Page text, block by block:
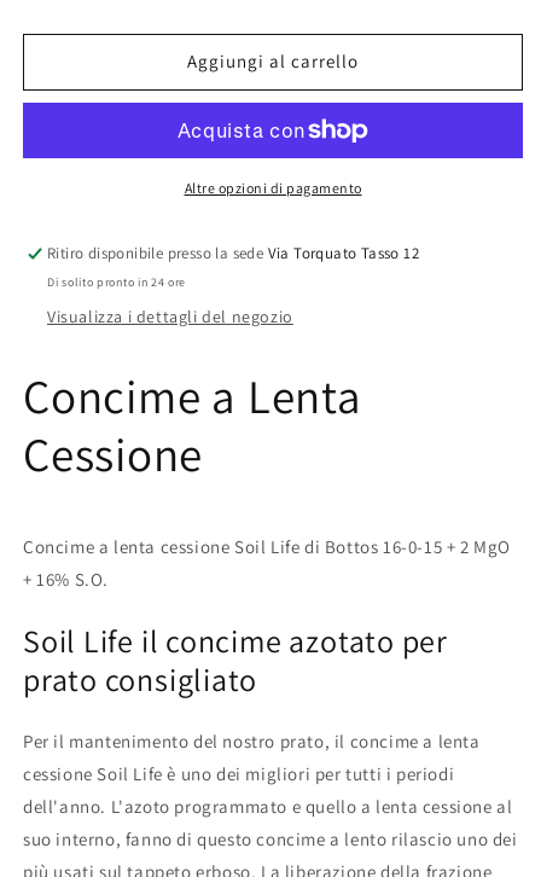
a
Cessione
Life
a
Lenta
Cessione
Soil
Life
Aggiungi al carrello
Altre opzioni di pagamento
Ritiro disponibile presso la sede Via Torquato Tasso 12
Di solito pronto in 24 ore
Visualizza i dettagli del negozio
Concime a Lenta
Cessione
Concime a lenta cessione Soil Life di Bottos 16-0-15 + 2 MgO
+ 16% S.O.
Soil Life il concime azotato per
prato consigliato
Per il mantenimento del nostro prato, il concime a lenta
cessione Soil Life è uno dei migliori per tutti i periodi
dell'anno. L'azoto programmato e quello a lenta cessione al
suo interno, fanno di questo concime a lento rilascio uno dei
più usati sul tappeto erboso. La liberazione della frazione